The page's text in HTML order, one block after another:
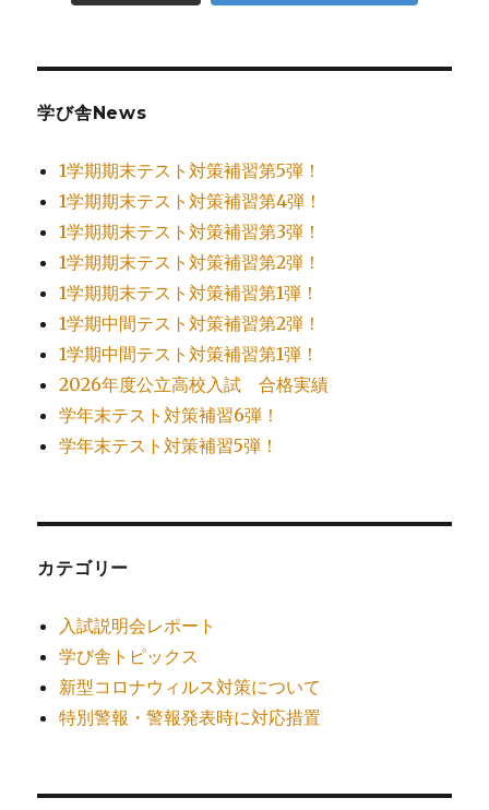
学び舎News
1学期期末テスト対策補習第5弾！
1学期期末テスト対策補習第4弾！
1学期期末テスト対策補習第3弾！
1学期期末テスト対策補習第2弾！
1学期期末テスト対策補習第1弾！
1学期中間テスト対策補習第2弾！
1学期中間テスト対策補習第1弾！
2026年度公立高校入試 合格実績
学年末テスト対策補習6弾！
学年末テスト対策補習5弾！
カテゴリー
入試説明会レポート
学び舎トピックス
新型コロナウィルス対策について
特別警報・警報発表時に対応措置